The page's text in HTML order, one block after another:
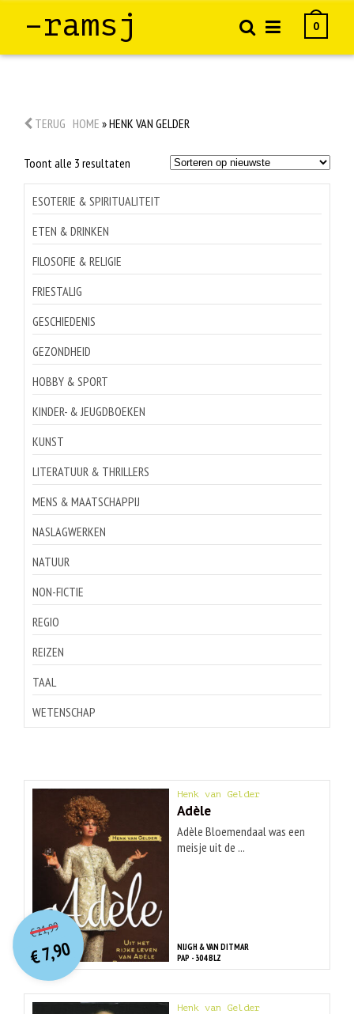
–ramsj 0
TERUG HOME »HENK VAN GELDER
Toont alle 3 resultaten Gesorteerd
nieuwste
ESOTERIE & SPIRITUALITEIT
ETEN & DRINKEN
FILOSOFIE & RELIGIE
FRIESTALIG
GESCHIEDENIS
GEZONDHEID
HOBBY & SPORT
KINDER- & JEUGDBOEKEN
KUNST
LITERATUUR & THRILLERS
MENS & MAATSCHAPPIJ
NASLAGWERKEN
NATUUR
NON-FICTIE
REGIO
REIZEN
TAAL
WETENSCHAP
Henk van Gelder
Adèle
Adèle Bloemendaal was een
meisje uit de ...
NIJGH & VAN DITMAR
PAP - 304 BLZ
€21,99O
orspr
onkelijke
prijs
was:
€ 21,99.
€7,90
Huidige
prijs
is:
€ 7,90.
Henk van Gelder